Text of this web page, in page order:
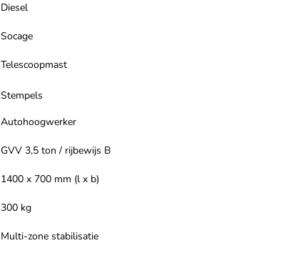
Diesel
Socage
Telescoopmast
Autohoogwerker
GVV 3,5 ton / rijbewijs B
1400 x 700 mm (l x b)
300 kg
Multi-zone stabilisatie
Stempels